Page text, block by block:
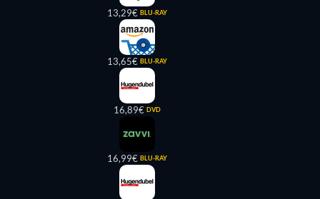
13,29€ BLU-RAY
13,65€ BLU-RAY
16,89€ DVD
16,99€ BLU-RAY